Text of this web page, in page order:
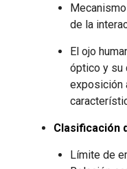
de la
El ojo
óptico y su
exposición
Clasificación
Límite de